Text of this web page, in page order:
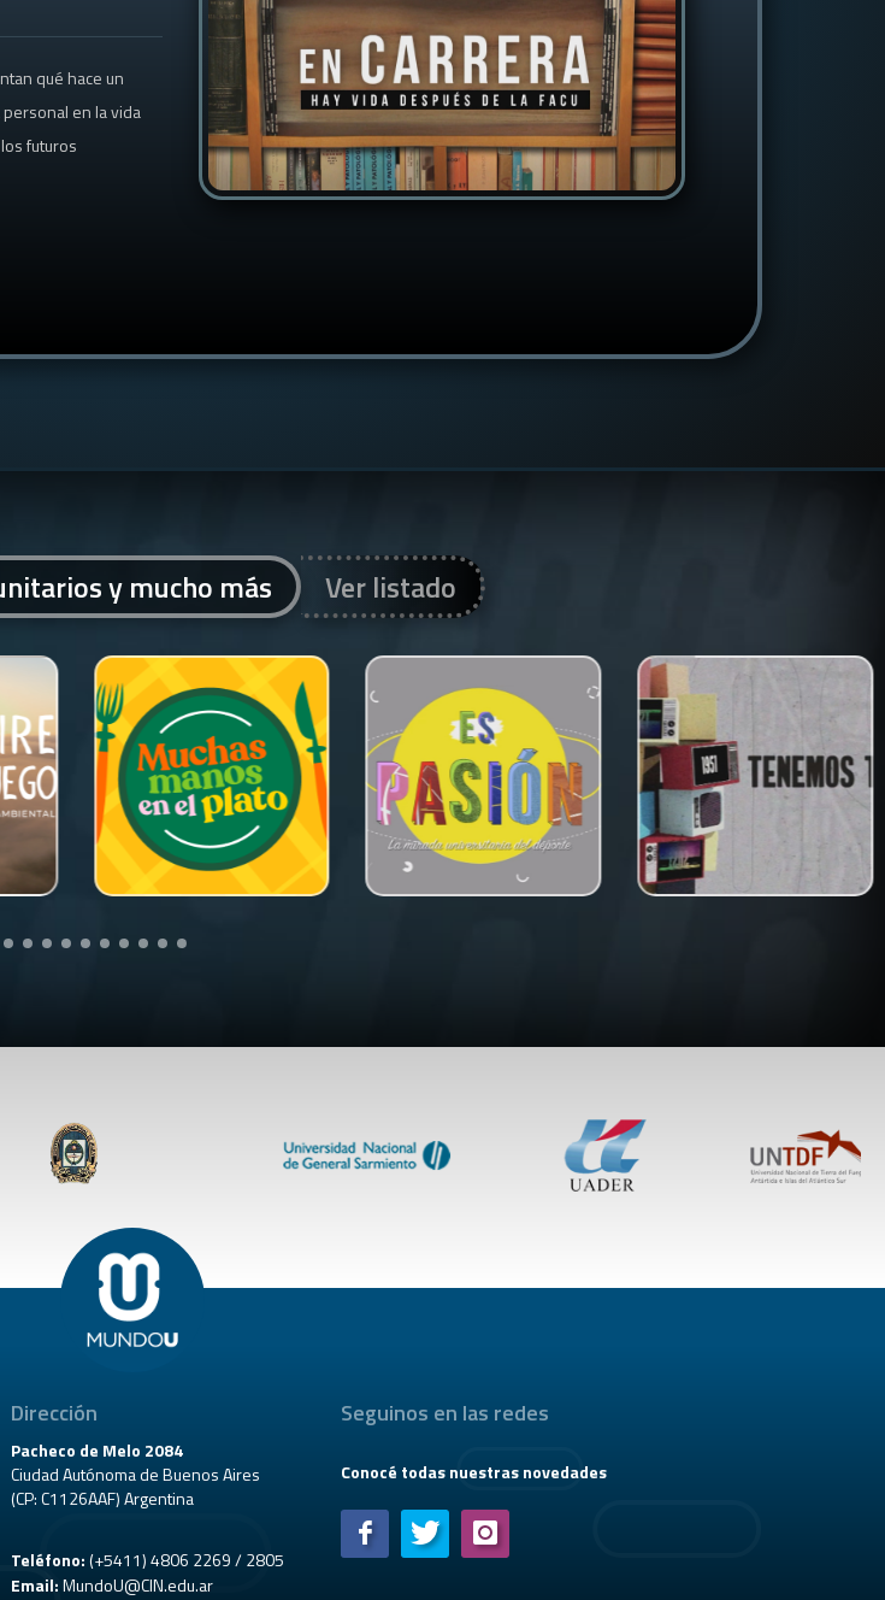
qué hace un
en la vida
futuros
y mucho más Ver listado
Dirección
Pacheco de Melo 2084
Ciudad Autónoma de Buenos Aires
(CP: C1126AAF) Argentina
Teléfono:(+5411) 4806 2269 / 2805
Email:MundoU@CIN.edu.ar
Seguinos en las redes
Conocé todas nuestras novedades